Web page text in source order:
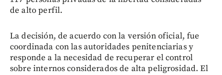
de alto perfil.
La decisión, de acuerdo con la versión oficial, fue
coordinada con las autoridades penitenciarias y
responde a la necesidad de recuperar el control
sobre internos considerados de alta peligrosidad. El